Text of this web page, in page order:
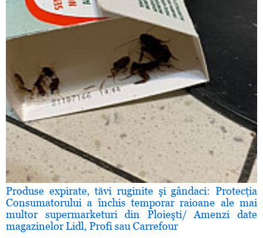
Produse expirate, tăvi ruginite şi gândaci: Protecţia
Consumatorului a închis temporar raioane ale mai
multor supermarketuri din Ploieşti/ Amenzi date
magazinelor Lidl, Profi sau Carrefour